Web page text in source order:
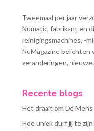
Tweemaal per jaar
Numatic, fabrikant en
reinigingsmachines, -
NuMagazine belichten
veranderingen,
Recente blogs
Het draait om De Mens
Hoe uniek durf jij te